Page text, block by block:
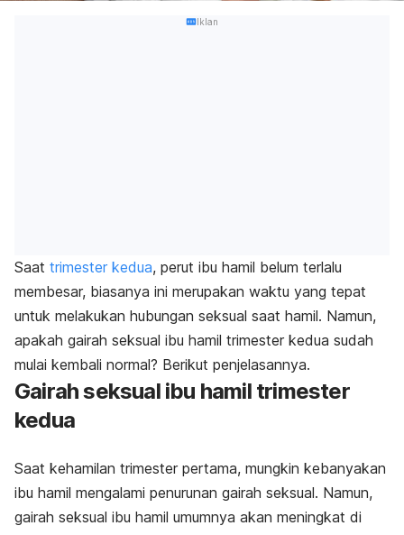
Iklan
Saat trimester kedua, perut ibu hamil belum terlalu
membesar, biasanya ini merupakan waktu yang tepat
untuk melakukan hubungan seksual saat hamil. Namun,
apakah gairah seksual ibu hamil trimester kedua sudah
mulai kembali normal? Berikut penjelasannya.
Gairah seksual ibu hamil trimester
kedua
Saat kehamilan trimester pertama, mungkin kebanyakan
ibu hamil mengalami penurunan gairah seksual. Namun,
gairah seksual ibu hamil umumnya akan meningkat di